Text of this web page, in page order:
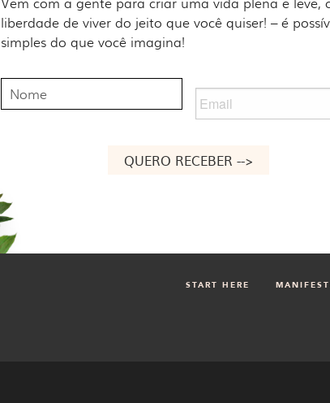
liberdade de viver do jeito que você quiser! – é
simples do que você imagina!
Nome Email
START HERE